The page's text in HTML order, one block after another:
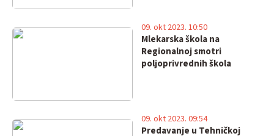
Mlekarska škola na
Regionalnoj smotri
poljoprivrednih škola
09. okt 2023. 10:50
Predavanje u Tehničkoj
09. okt 2023. 09:54